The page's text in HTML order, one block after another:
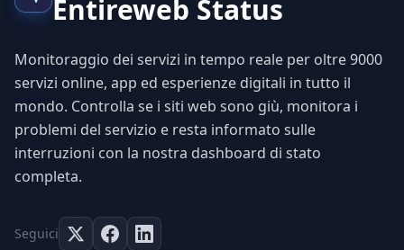
Entireweb Status
Monitoraggio dei servizi in tempo reale per oltre 9000
servizi online, app ed esperienze digitali in tutto il
mondo. Controlla se i siti web sono giù, monitora i
problemi del servizio e resta informato sulle
interruzioni con la nostra dashboard di stato
completa.
Seguici